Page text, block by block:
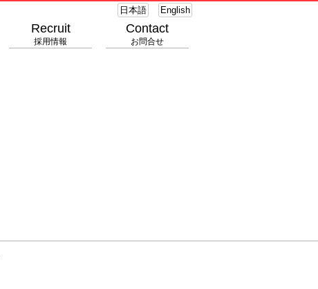
日本語 English
Recruit
採用情報
Contact
お問合せ